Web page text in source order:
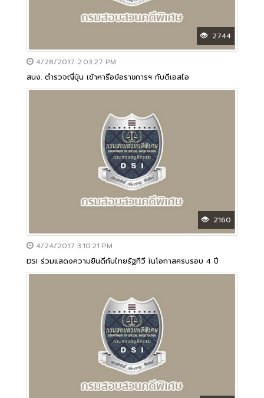
2744
4/28/2017 2:03:27 PM
สนง. ตำรวจญี่ปุ่น เข้าหารือข้อราชการฯ กับดีเอสไอ
2160
4/24/2017 3:10:21 PM
DSI ร่วมแสดงความยินดีกับไทยรัฐทีวี ในโอกาสครบรอบ 4 ปี